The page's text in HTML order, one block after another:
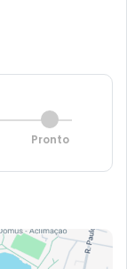
Pronto